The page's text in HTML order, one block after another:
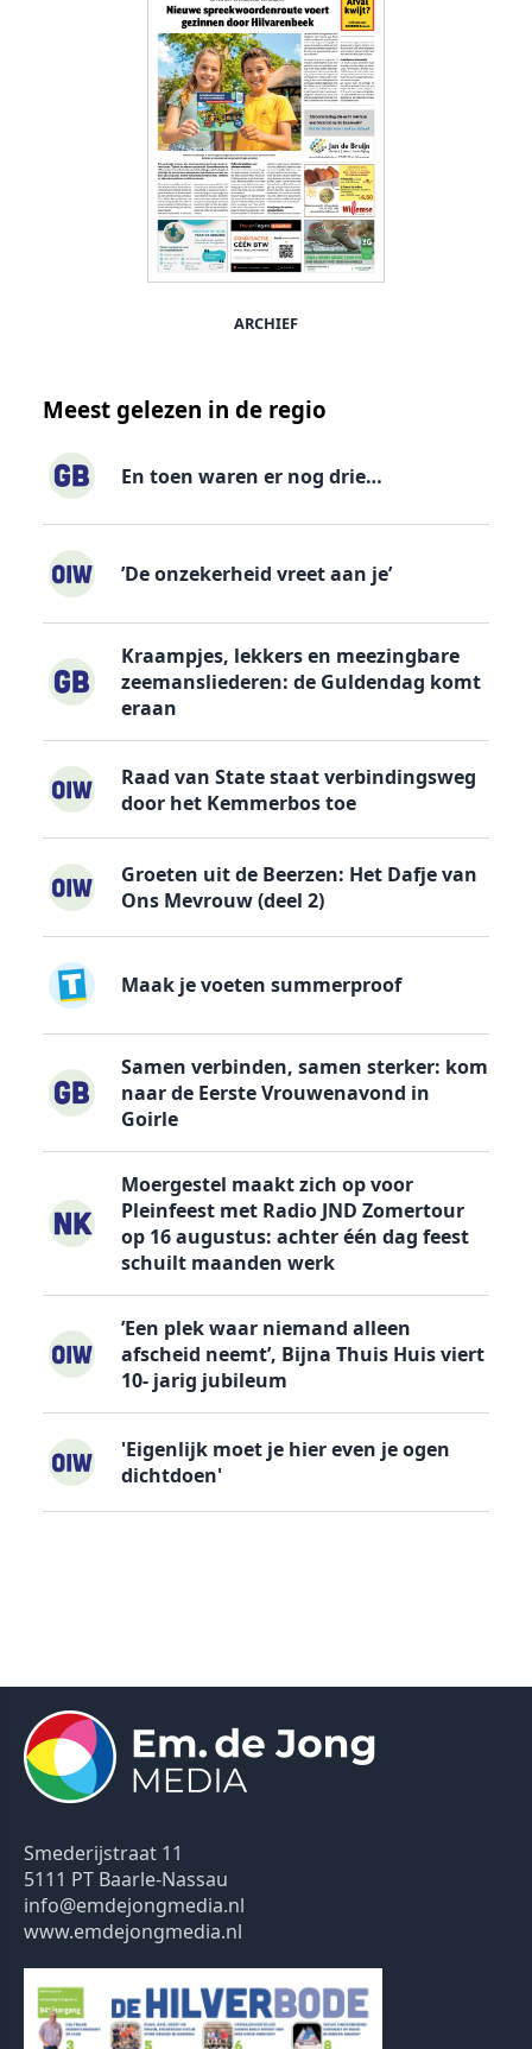
ARCHIEF
Meest gelezen in de regio
En toen waren er nog drie…
’De onzekerheid vreet aan je’
Kraampjes, lekkers en meezingbare
zeemansliederen: de Guldendag komt
eraan
Raad van State staat verbindingsweg
door het Kemmerbos toe
Groeten uit de Beerzen: Het Dafje van
Ons Mevrouw (deel 2)
Maak je voeten summerproof
Samen verbinden, samen sterker: kom
naar de Eerste Vrouwenavond in
Goirle
Moergestel maakt zich op voor
Pleinfeest met Radio JND Zomertour
op 16 augustus: achter één dag feest
schuilt maanden werk
’Een plek waar niemand alleen
afscheid neemt’, Bijna Thuis Huis viert
10- jarig jubileum
'Eigenlijk moet je hier even je ogen
dichtdoen'
Smederijstraat 11
5111 PT Baarle-Nassau
info@emdejongmedia.nl
www.emdejongmedia.nl